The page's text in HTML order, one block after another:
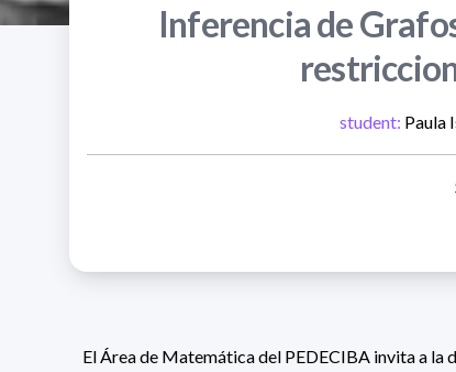
Inferencia de
student: Paula
El Área de Matemática del PEDECIBA invita a